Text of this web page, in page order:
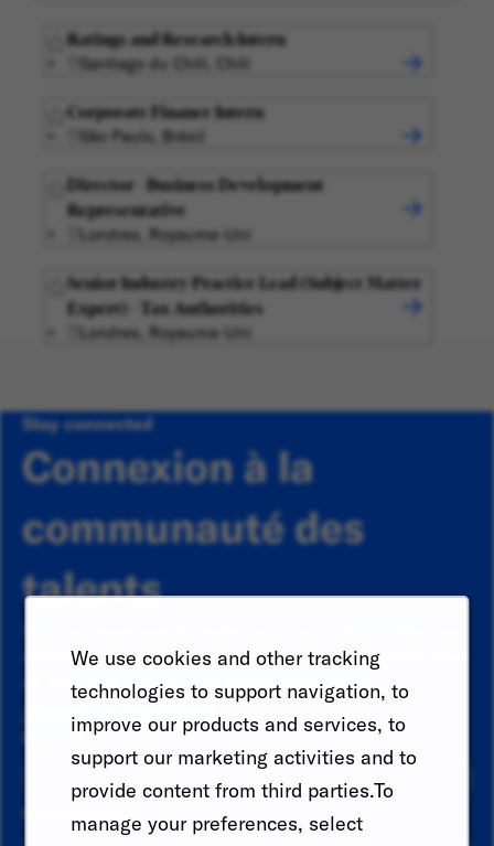
We use cookies and other tracking
technologies to support navigation, to
improve our products and services, to
support our marketing activities and to
provide content from third parties.To
manage your preferences, select
Ratings and Research Intern
Santiago du Chili, Chili
Corporate Finance Intern
São Paulo, Brésil
Director - Business Development
Representative
Londres, Royaume-Uni
Senior Industry Practice Lead (Subject Matter
Expert) - Tax Authorities
Londres, Royaume-Uni
Stay connected
Connexion à la
communauté des
talents
informations pour qu'elles soient prises en compte pour
un rôle futur dès qu'elles seront disponibles.
Already a member?
Prénom*
Nom de famille